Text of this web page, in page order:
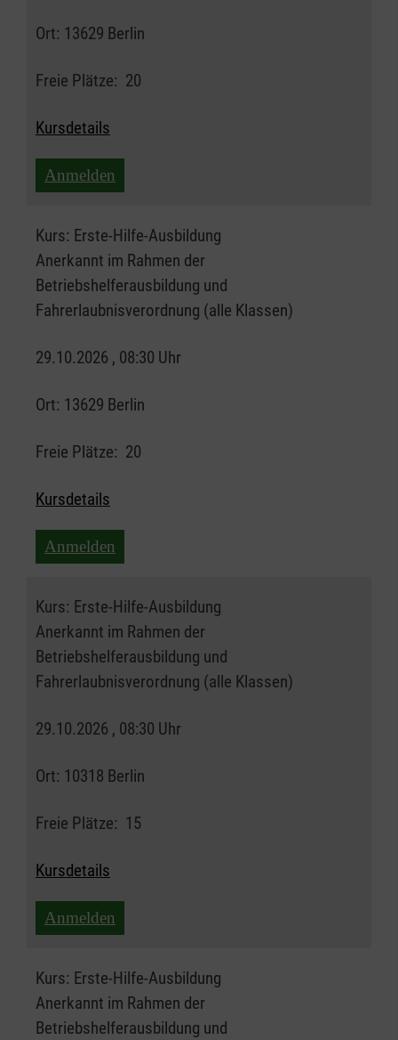
Ort: 13629 Berlin
Freie Plätze: 20
Kursdetails
Anmelden
Kurs: Erste-Hilfe-Ausbildung
Anerkannt im Rahmen der
Betriebshelferausbildung und
Fahrerlaubnisverordnung (alle Klassen)
29.10.2026 , 08:30 Uhr
Ort: 13629 Berlin
Freie Plätze: 20
Kursdetails
Anmelden
Kurs: Erste-Hilfe-Ausbildung
Anerkannt im Rahmen der
Betriebshelferausbildung und
Fahrerlaubnisverordnung (alle Klassen)
29.10.2026 , 08:30 Uhr
Ort: 10318 Berlin
Freie Plätze: 15
Kursdetails
Anmelden
Kurs: Erste-Hilfe-Ausbildung
Anerkannt im Rahmen der
Betriebshelferausbildung und